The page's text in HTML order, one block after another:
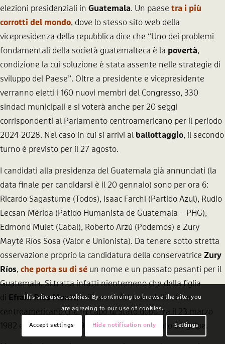
elezioni presidenziali in Guatemala. Un paese tra i più
corrotti del mondo, dove lo stesso sito web della
vicepresidenza della repubblica dice che “Uno dei problemi
fondamentali della società guatemalteca è la povertà,
condizione la cui soluzione è stata assente nelle strategie di
sviluppo del Paese”. Oltre a presidente e vicepresidente
verranno eletti i 160 nuovi membri del Congresso, 330
sindaci municipali e si voterà anche per 20 seggi
corrispondenti al Parlamento centroamericano per il periodo
2024-2028. Nel caso in cui si arrivi al ballottaggio, il secondo
turno è previsto per il 27 agosto.
I candidati alla presidenza del Guatemala già annunciati (la
data finale per candidarsi è il 20 gennaio) sono per ora 6:
Ricardo Sagastume (Todos), Isaac Farchi (Partido Azul), Rudio
Lecsan Mérida (Patido Humanista de Guatemala – PHG),
Edmond Mulet (Cabal), Roberto Arzú (Podemos) e Zury
Mayté Ríos Sosa (Valor e Unionista). Da tenere sotto stretta
osservazione proprio la candidatura della conservatrice Zury
Ríos, che porta su di sé un nome e un passato pesanti per il
Guatemala. Si tratta infatti nientemeno che della figlia
di Efraín Ríos Montt, militare e dittatore dello stato
centroamericano che fu Capo di Stato dopo tra il 23 marzo
1982 e l’8 agosto del 1983, dopo aver realizzato un golpe.
This site uses cookies. By continuing to browse the site, you
are agreeing to our use of cookies.
Accept settings Hide notification only Settings